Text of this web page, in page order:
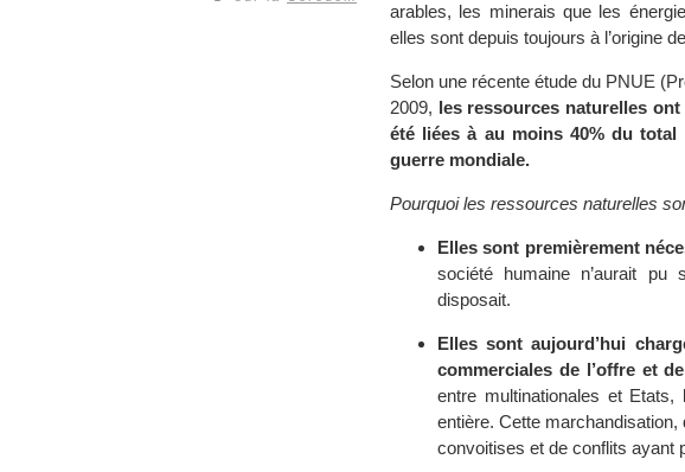
arables, les minerais que les
elles sont depuis toujours à l’origine
Selon une récente étude du PNUE
2009, les ressources naturelles
été liées à au moins 40% du
guerre mondiale.
Pourquoi les ressources naturelles
Elles sont premièrement
société humaine n’aurait
disposait.
Elles sont aujourd’hui
commerciales de l’offre et
entre multinationales et
entière. Cette
convoitises et de conflits ayant